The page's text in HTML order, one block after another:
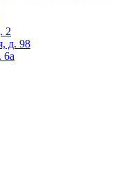
2
д. 98
6а